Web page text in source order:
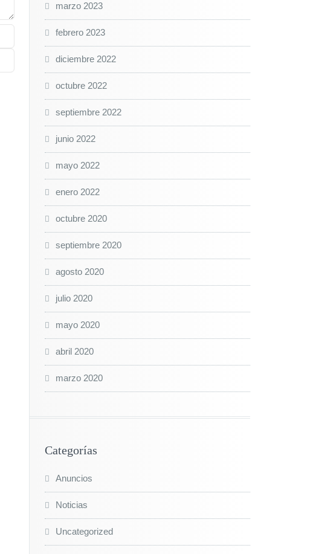
marzo 2023
febrero 2023
diciembre 2022
octubre 2022
septiembre 2022
junio 2022
mayo 2022
enero 2022
octubre 2020
septiembre 2020
agosto 2020
julio 2020
mayo 2020
abril 2020
marzo 2020
Categorías
Anuncios
Noticias
Uncategorized